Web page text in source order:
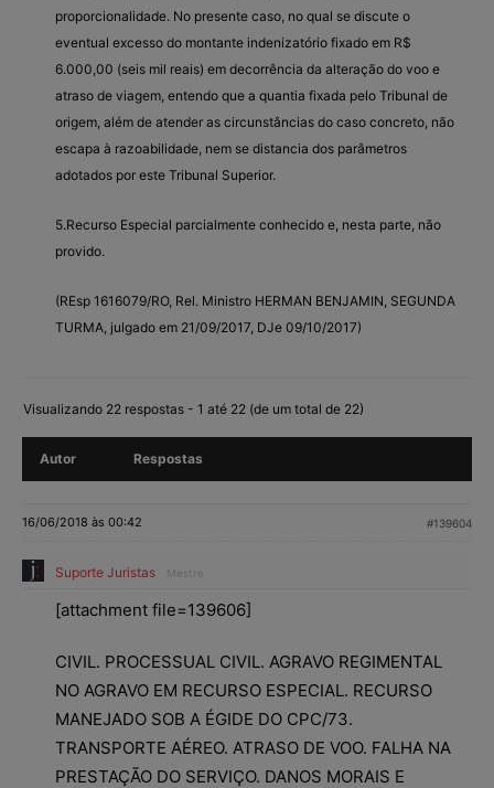
proporcionalidade. No presente caso, no qual se discute o
eventual excesso do montante indenizatório fixado em R$
6.000,00 (seis mil reais) em decorrência da alteração do voo e
atraso de viagem, entendo que a quantia fixada pelo Tribunal de
origem, além de atender as circunstâncias do caso concreto, não
escapa à razoabilidade, nem se distancia dos parâmetros
adotados por este Tribunal Superior.
5.Recurso Especial parcialmente conhecido e, nesta parte, não
provido.
(REsp 1616079/RO, Rel. Ministro HERMAN BENJAMIN, SEGUNDA
TURMA, julgado em 21/09/2017, DJe 09/10/2017)
Visualizando 22 respostas - 1 até 22 (de um total de 22)
Autor Respostas
16/06/2018 às 00:42 #139604
Suporte Juristas Mestre
[attachment file=139606]
CIVIL. PROCESSUAL CIVIL. AGRAVO REGIMENTAL
NO AGRAVO EM RECURSO ESPECIAL. RECURSO
MANEJADO SOB A ÉGIDE DO CPC/73.
TRANSPORTE AÉREO. ATRASO DE VOO. FALHA NA
PRESTAÇÃO DO SERVIÇO. DANOS MORAIS E